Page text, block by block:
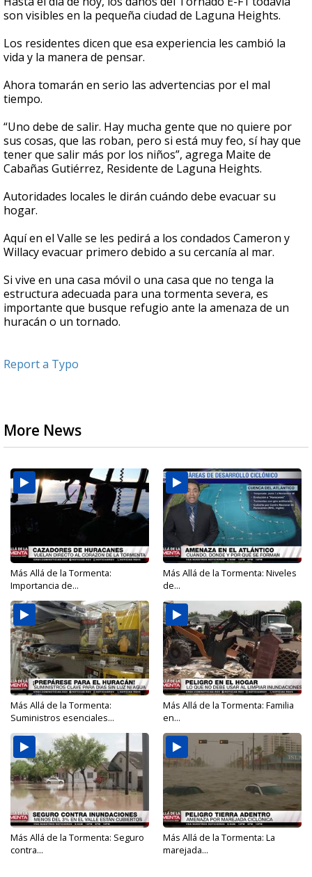
son visibles en la pequeña ciudad de Laguna Heights.
Los residentes dicen que esa experiencia les cambió la
vida y la manera de pensar.
Ahora tomarán en serio las advertencias por el mal
tiempo.
“Uno debe de salir. Hay mucha gente que no quiere por
sus cosas, que las roban, pero si está muy feo, sí hay que
tener que salir más por los niños”, agrega Maite de
Cabañas Gutiérrez, Residente de Laguna Heights.
Autoridades locales le dirán cuándo debe evacuar su
hogar.
Aquí en el Valle se les pedirá a los condados Cameron y
Willacy evacuar primero debido a su cercanía al mar.
Si vive en una casa móvil o una casa que no tenga la
estructura adecuada para una tormenta severa, es
importante que busque refugio ante la amenaza de un
huracán o un tornado.
Report a Typo
More News
Más Allá de la Tormenta:
Importancia de...
Más Allá de la Tormenta: Niveles
de...
Más Allá de la Tormenta:
Suministros esenciales...
Más Allá de la Tormenta: Familia
en...
Más Allá de la Tormenta: Seguro
contra...
Más Allá de la Tormenta: La
marejada...